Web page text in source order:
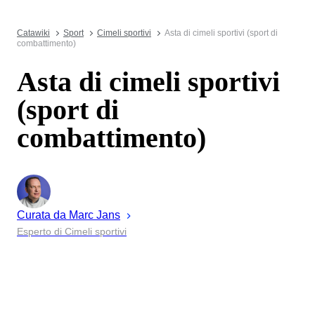
Catawiki Sport Cimeli sportivi
Asta di cimeli sportivi (sport di
combattimento)
Asta di cimeli sportivi
(sport di
combattimento)
Curata da Marc Jans
Esperto di Cimeli sportivi